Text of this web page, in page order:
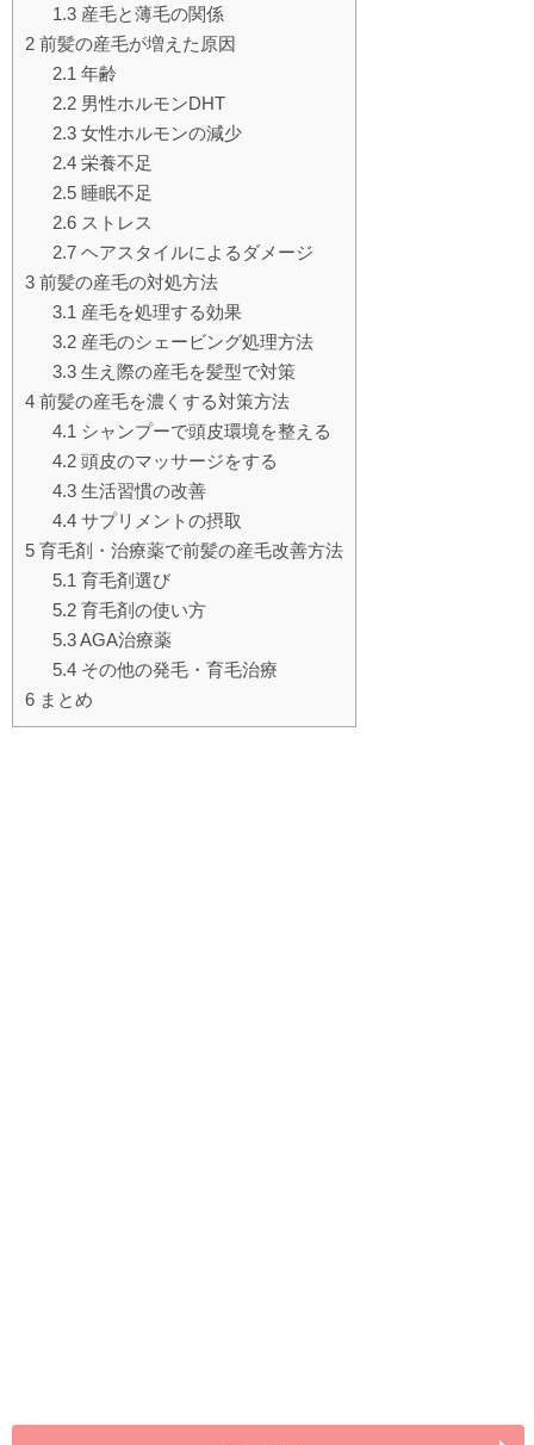
1.3産毛と薄毛の関係
2 前髪の産毛が増えた原因
2.1 年齢
2.2男性ホルモンDHT
2.3女性ホルモンの減少
2.4栄養不足
2.5睡眠不足
2.6ストレス
2.7ヘアスタイルによるダメージ
3 前髪の産毛の対処方法
3.1 産毛を処理する効果
3.2産毛のシェービング処理方法
3.3生え際の産毛を髪型で対策
4 前髪の産毛を濃くする対策方法
4.1 シャンプーで頭皮環境を整える
4.2頭皮のマッサージをする
4.3生活習慣の改善
4.4サプリメントの摂取
5 育毛剤・治療薬で前髪の産毛改善方法
5.1 育毛剤選び
5.2育毛剤の使い方
5.3AGA治療薬
5.4その他の発毛・育毛治療
6 まとめ